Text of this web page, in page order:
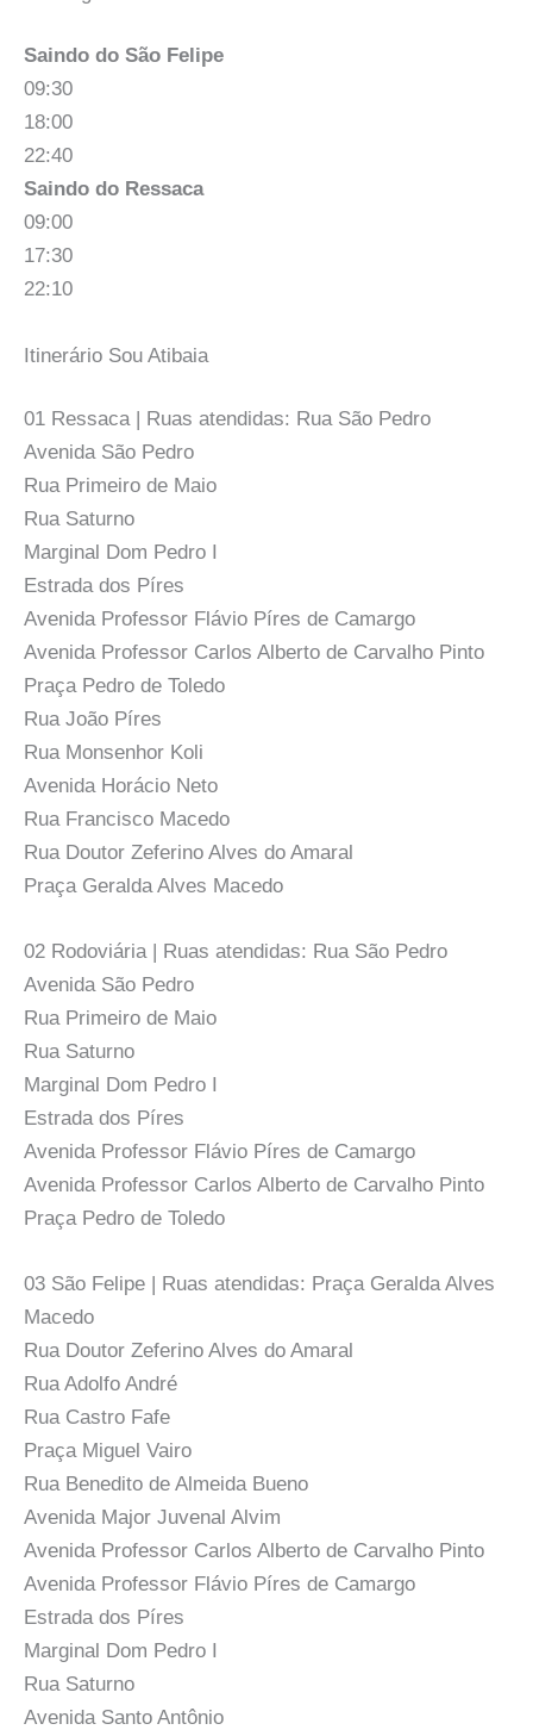
Saindo do São Felipe
09:30
18:00
22:40
Saindo do Ressaca
09:00
17:30
22:10
Itinerário Sou Atibaia
01 Ressaca | Ruas atendidas: Rua São Pedro
Avenida São Pedro
Rua Primeiro de Maio
Rua Saturno
Marginal Dom Pedro I
Estrada dos Píres
Avenida Professor Flávio Píres de Camargo
Avenida Professor Carlos Alberto de Carvalho Pinto
Praça Pedro de Toledo
Rua João Píres
Rua Monsenhor Koli
Avenida Horácio Neto
Rua Francisco Macedo
Rua Doutor Zeferino Alves do Amaral
Praça Geralda Alves Macedo
02 Rodoviária | Ruas atendidas: Rua São Pedro
Avenida São Pedro
Rua Primeiro de Maio
Rua Saturno
Marginal Dom Pedro I
Estrada dos Píres
Avenida Professor Flávio Píres de Camargo
Avenida Professor Carlos Alberto de Carvalho Pinto
Praça Pedro de Toledo
03 São Felipe | Ruas atendidas: Praça Geralda Alves
Macedo
Rua Doutor Zeferino Alves do Amaral
Rua Adolfo André
Rua Castro Fafe
Praça Miguel Vairo
Rua Benedito de Almeida Bueno
Avenida Major Juvenal Alvim
Avenida Professor Carlos Alberto de Carvalho Pinto
Avenida Professor Flávio Píres de Camargo
Estrada dos Píres
Marginal Dom Pedro I
Rua Saturno
Avenida Santo Antônio